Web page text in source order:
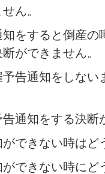
ん。
をすると倒産の
ができません。
告通知をしない
通知をする決
できない時はど
できない時にど